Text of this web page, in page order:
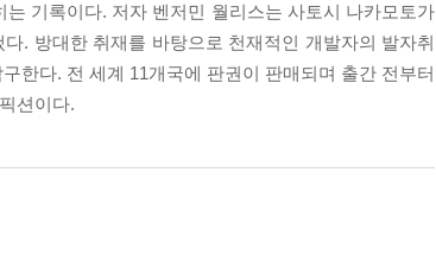
기록이다. 저자 벤저민 월리스는 사토시 나카모토가
. 방대한 취재를 바탕으로 천재적인 개발자의 발자취
한다. 전 세계 11개국에 판권이 판매되며 출간 전부터
션이다.